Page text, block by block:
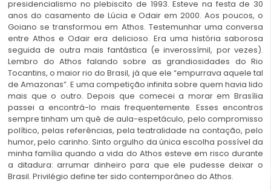
presidencialismo no plebiscito de 1993. Esteve na festa de 30
anos do casamento de Lúcia e Odair em 2000. Aos poucos, o
Goiano se transformou em Athos. Testemunhar uma conversa
entre Athos e Odair era delicioso. Era uma história saborosa
seguida de outra mais fantástica (e inverossímil, por vezes).
Lembro do Athos falando sobre as grandiosidades do Rio
Tocantins, o maior rio do Brasil, já que ele “empurrava aquele tal
de Amazonas”. E uma competição infinita sobre quem havia lido
mais que o outro. Depois que comecei a morar em Brasília
passei a encontrá-lo mais frequentemente. Esses encontros
sempre tinham um quê de aula-espetáculo, pelo compromisso
político, pelas referências, pela teatralidade na contação, pelo
humor, pelo carinho. Sinto orgulho da única escolha possível da
minha família quando a vida do Athos esteve em risco durante
a ditadura: arrumar dinheiro para que ele pudesse deixar o
Brasil. Privilégio define ter sido contemporâneo do Athos.